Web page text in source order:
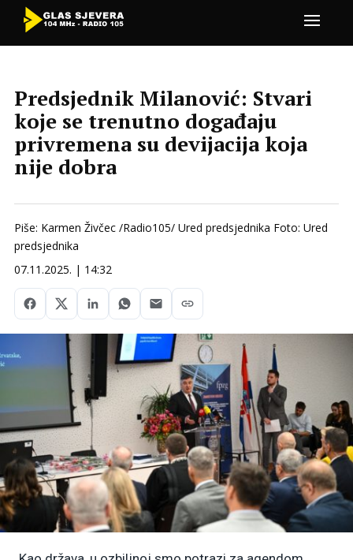
Predsjednik Milanović: Stvari
koje se trenutno događaju
privremena su devijacija koja
nije dobra
Piše: Karmen Živčec /Radio105/ Ured predsjednika Foto: Ured
predsjednika
07.11.2025. | 14:32